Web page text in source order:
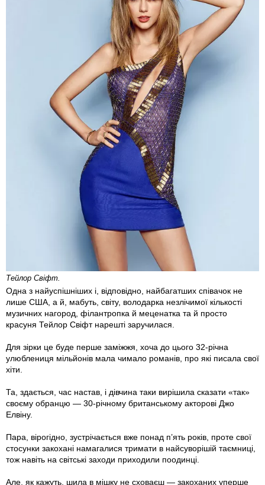
Тейлор Свіфт.
Одна з найуспішніших і, відповідно, найбагатших співачок не
лише США, а й, мабуть, світу, володарка незлічимої кількості
музичних нагород, філантропка й меценатка та й просто
красуня Тейлор Свіфт нарешті заручилася.
Для зірки це буде перше заміжжя, хоча до цього 32-річна
улюблениця мільйонів мала чимало романів, про які писала свої
хіти.
Та, здається, час настав, і дівчина таки вирішила сказати «так»
своєму обранцю — 30-річному британському акторові Джо
Елвіну.
Пара, вірогідно, зустрічається вже понад п’ять років, проте свої
стосунки закохані намагалися тримати в найсуворішій таємниці,
тож навіть на світські заходи приходили поодинці.
Але, як кажуть, шила в мішку не сховаєш — закоханих уперше